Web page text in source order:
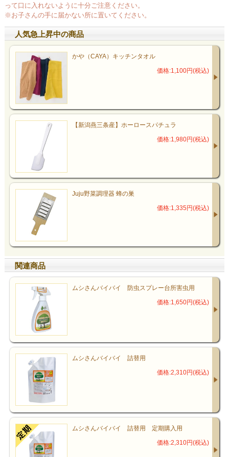
って口に入れないように十分ご注意ください。
※お子さんの手に届かない所に置いてください。
人気急上昇中の商品
かや（CAYA）キッチンタオル
価格:1,100円(税込)
【新潟燕三条産】ホーロースパチュラ
価格:1,980円(税込)
Juju野菜調理器 蜂の巣
価格:1,335円(税込)
関連商品
ムシさんバイバイ 防虫スプレー台所害虫用
価格:1,650円(税込)
ムシさんバイバイ 詰替用
価格:2,310円(税込)
ムシさんバイバイ 詰替用 定期購入用
価格:2,310円(税込)